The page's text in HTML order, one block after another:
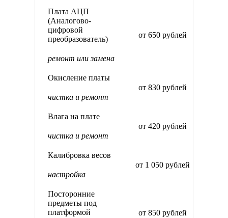
Плата АЦП
(Аналогово-
цифровой
преобразователь)
ремонт или замена
от 650 рублей
Окисление платы
чистка и ремонт
от 830 рублей
Влага на плате
чистка и ремонт
от 420 рублей
Калибровка весов
настройка
от 1 050 рублей
Посторонние
предметы под
платформой
от 850 рублей